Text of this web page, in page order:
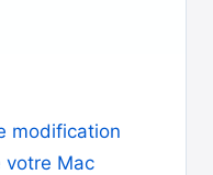
modification
votre Mac